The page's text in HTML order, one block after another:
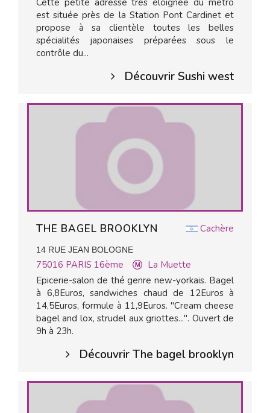
Cette petite adresse très éloignée du métro
est située près de la Station Pont Cardinet et
propose à sa clientèle toutes les belles
spécialités japonaises préparées sous le
contrôle du...
Découvrir Sushi west
Cachère
THE BAGEL BROOKLYN
14 RUE JEAN BOLOGNE
75016 PARIS 16ème
La Muette
Epicerie-salon de thé genre new-yorkais. Bagel
à 6,8Euros, sandwiches chaud de 12Euros à
14,5Euros, formule à 11,9Euros. "Cream cheese
bagel and lox, strudel aux griottes...". Ouvert de
9h à 23h.
Découvrir The bagel brooklyn